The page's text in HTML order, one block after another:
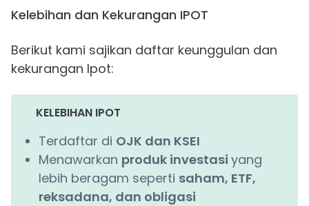
Kelebihan dan Kekurangan IPOT
Berikut kami sajikan daftar keunggulan dan
kekurangan Ipot:
KELEBIHAN IPOT
Terdaftar di OJK dan KSEI
Menawarkan produk investasi yang
lebih beragam seperti saham, ETF,
reksadana, dan obligasi